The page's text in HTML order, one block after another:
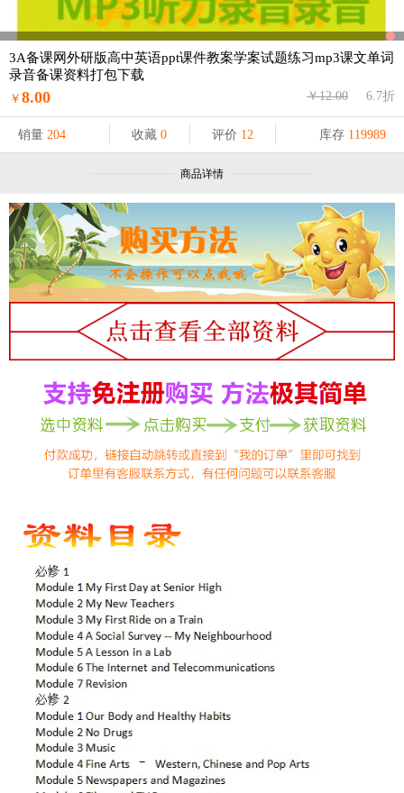
3A备课网外研版高中英语ppt课件教案学案试题练习mp3课文单词
录音备课资料打包下载
￥ 8.00 ￥12.00 6.7折
销量 204 收藏0 评价 12 库存 119989
商品详情